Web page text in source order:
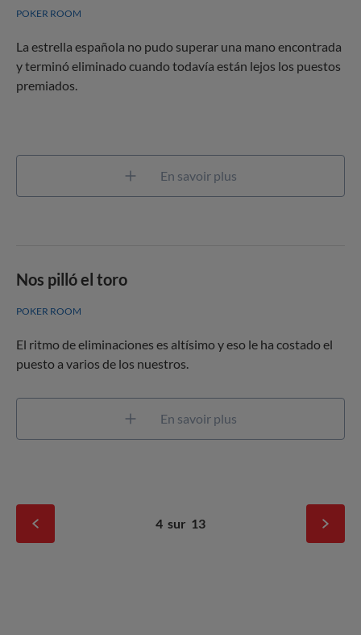
POKER ROOM
La estrella española no pudo superar una mano encontrada
y terminó eliminado cuando todavía están lejos los puestos
premiados.
En savoir plus
Nos pilló el toro
POKER ROOM
El ritmo de eliminaciones es altísimo y eso le ha costado el
puesto a varios de los nuestros.
En savoir plus
4 sur 13